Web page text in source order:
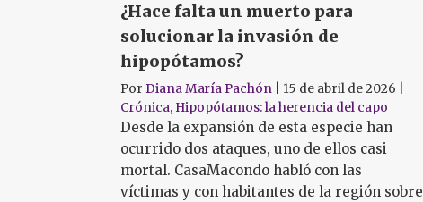
¿Hace falta un muerto para
solucionar la invasión de
hipopótamos?
PorDiana María Pachón 15 de abril de 2026
Crónica, Hipopótamos: la herencia del capo
Desde la expansión de esta especie han
ocurrido dos ataques, uno de ellos casi
mortal. CasaMacondo habló con las
víctimas y con habitantes de la región sobre